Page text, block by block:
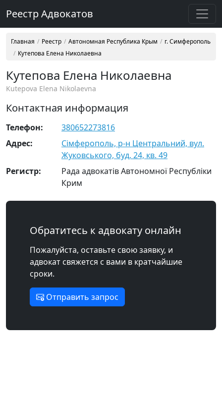
Реестр Адвокатов
Главная Реестр Автономная Республика Крым
г. Симферополь
Кутепова Елена Николаевна
Кутепова Елена Николаевна
Kutepova Elena Nikolaevna
Контактная информация
Телефон:
380652273816
Адрес:
Сімферополь, р-н Центральний, вул.
Жуковського, буд. 24, кв. 49
Регистр:
Рада адвокатів Автономної Республіки
Крим
Обратитесь к адвокату онлайн
Пожалуйста, оставьте свою заявку, и
адвокат свяжется с вами в кратчайшие
сроки.
Отправить запрос